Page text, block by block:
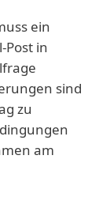
ein
Post in
sind
zu
am